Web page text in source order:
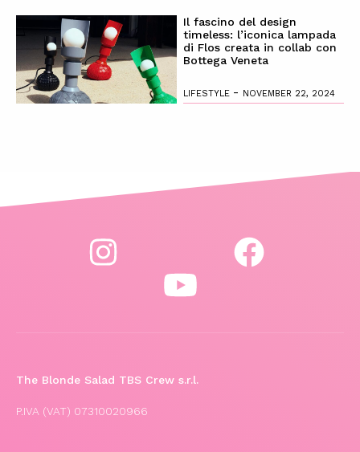
Il fascino del design
timeless: l’iconica lampada
di Flos creata in collab con
Bottega Veneta
LIFESTYLE - NOVEMBER 22, 2024
The Blonde Salad TBS Crew s.r.l.
P.IVA (VAT) 07310020966